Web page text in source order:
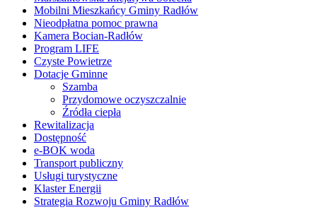
Mobilni Mieszkańcy Gminy Radłów
Nieodpłatna pomoc prawna
Kamera Bocian-Radłów
Program LIFE
Czyste Powietrze
Dotacje Gminne
Szamba
Przydomowe oczyszczalnie
Źródła ciepła
Rewitalizacja
Dostępność
e-BOK woda
Transport publiczny
Usługi turystyczne
Klaster Energii
Strategia Rozwoju Gminy Radłów